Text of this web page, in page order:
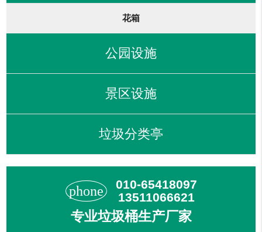
花箱
公园设施
景区设施
垃圾分类亭
phone
010-65418097
13511066621
专业垃圾桶生产厂家